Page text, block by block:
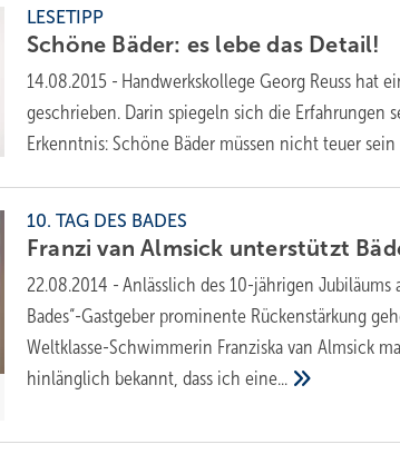
LESETIPP
Schöne Bäder: es lebe das Detail!
14.08.2015 - Handwerkskollege Georg Reuss hat
geschrieben. Darin spiegeln sich die Erfahrungen
Erkenntnis: Schöne Bäder müssen nicht teuer
10. TAG DES BADES
Franzi van Almsick unterstützt
22.08.2014 - Anlässlich des 10-jährigen Jubiläums
Bades“-Gastgeber prominente Rückenstärkung
Weltklasse-Schwimmerin Franziska van Almsick
hinlänglich bekannt, dass icheine...